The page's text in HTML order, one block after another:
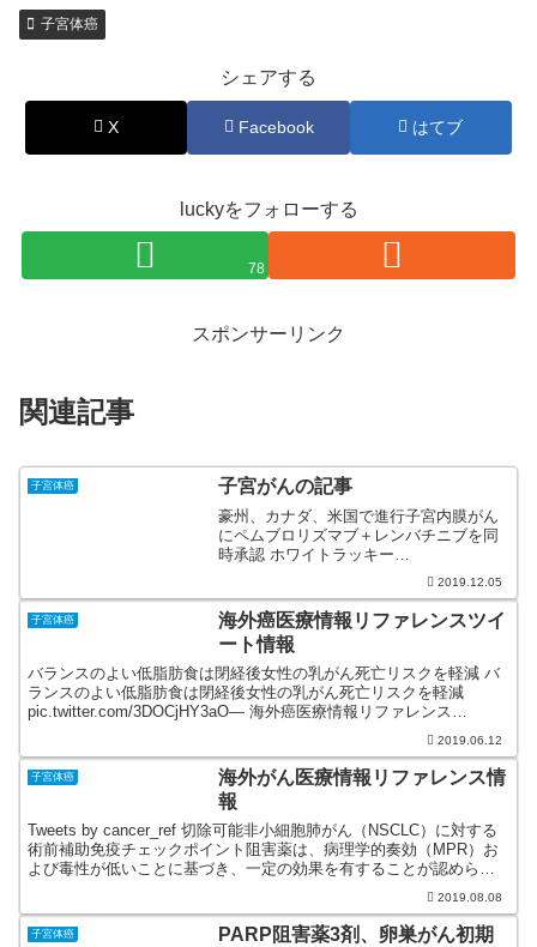
子宮体癌
シェアする
X Facebook はてブ
luckyをフォローする
78
スポンサーリンク
関連記事
子宮体癌 子宮がんの記事
豪州、カナダ、米国で進行子宮内膜がん
にペムブロリズマブ＋レンバチニブを同
時承認 ホワイトラッキー
(@com32871430) December 5, 2019 スト
ホワイトラッキー (@com3287...
2019.12.05
子宮体癌
海外癌医療情報リファレンスツイ
ート情報
バランスのよい低脂肪食は閉経後女性の乳がん死亡リスクを軽減 バ
ランスのよい低脂肪食は閉経後女性の乳がん死亡リスクを軽減
pic.twitter.com/3DOCjHY3aO— 海外癌医療情報リファレンス
2019.06.12
子宮体癌
海外がん医療情報リファレンス情
報
Tweets by cancer_ref 切除可能非小細胞肺がん（NSCLC）に対する
術前補助免疫チェックポイント阻害薬は、病理学的奏効（MPR）お
よび毒性が低いことに基づき、一定の効果を有することが認められ
2019.08.08
子宮体癌
PARP阻害薬3剤、卵巣がん初期